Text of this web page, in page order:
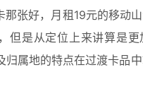
那张好，月租19元的移动
但是从定位上来讲算是更
归属地的特点在过渡卡品